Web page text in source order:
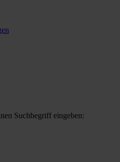
Suchbegriff eingeben: